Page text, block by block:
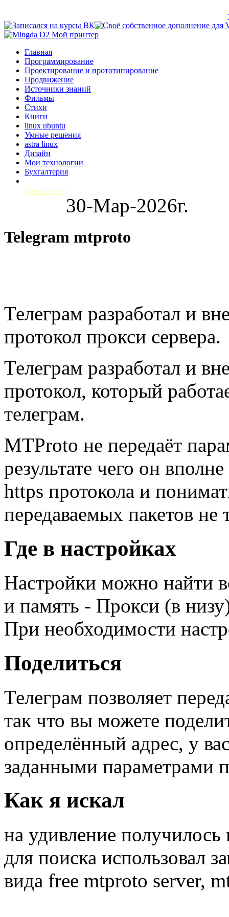
Главная
Программирование
Проектирование и прототипирование
Продвижение
Источники знаний
Фильмы
Стихи
Книги
linux ubuntu
Умные решения
astra linux
Дизайн
Мои технологии
Бухгалтерия
Карта сайта
30-Мар-2026г.
Telegram mtproto
Телеграм разработал и
протокол прокси сервера.
Телеграм разработал и
протокол, который
телеграм.
MTProto не передаёт
результате чего он
https протокола и
передаваемых пакетов не
Где в настройках
Настройки можно найти
и память - Прокси (в
При необходимости
Поделиться
Телеграм позволяет
так что вы можете
определённый адрес, у
заданными параметрами
Как я искал
на удивление
для поиска использовал
вида free mtproto server,